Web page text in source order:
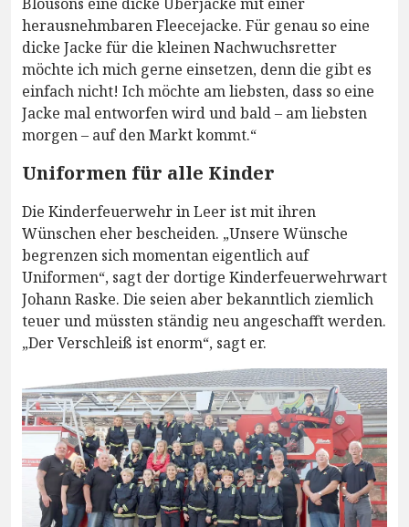
herausnehmbaren Fleecejacke. Für genau so eine
dicke Jacke für die kleinen Nachwuchsretter
möchte ich mich gerne einsetzen, denn die gibt es
einfach nicht! Ich möchte am liebsten, dass so eine
Jacke mal entworfen wird und bald – am liebsten
morgen – auf den Markt kommt.“
Uniformen für alle Kinder
Die Kinderfeuerwehr in Leer ist mit ihren
Wünschen eher bescheiden. „Unsere Wünsche
begrenzen sich momentan eigentlich auf
Uniformen“, sagt der dortige Kinderfeuerwehrwart
Johann Raske. Die seien aber bekanntlich ziemlich
teuer und müssten ständig neu angeschafft werden.
„Der Verschleiß ist enorm“, sagt er.